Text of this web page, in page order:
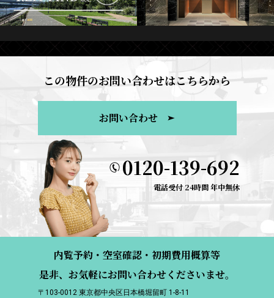
この物件のお問い合わせはこちらから
お問い合わせ
0120-139-692
電話受付 24時間 年中無休
内覧予約・空室確認・初期費用概算等
是非、お気軽にお問い合わせくださいませ。
〒103-0012 東京都中央区日本橋堀留町 1-8-11